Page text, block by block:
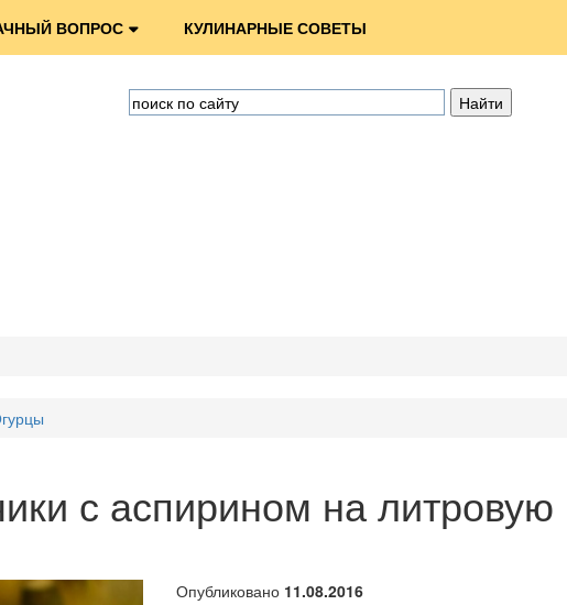
ВОПРОС КУЛИНАРНЫЕ СОВЕТЫ
с аспирином на литровую
Опубликовано 11.08.2016